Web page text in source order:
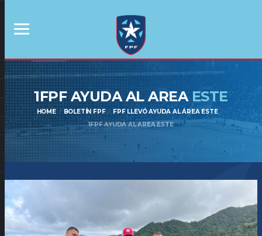
1FPF AYUDA AL AREA ESTE
HOME BOLETÍN FPF
FPF LLEVÓ AYUDA AL ÁREA ESTE
1FPF AYUDA AL AREA ESTE